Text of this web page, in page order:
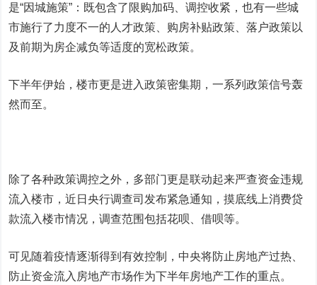
是“因城施策”：既包含了限购加码、调控收紧，也有一些城
市施行了力度不一的人才政策、购房补贴政策、落户政策以
及前期为房企减负等适度的宽松政策。
下半年伊始，楼市更是进入政策密集期，一系列政策信号轰
然而至。
除了各种政策调控之外，多部门更是联动起来严查资金违规
流入楼市，近日央行调查司发布紧急通知，摸底线上消费贷
款流入楼市情况，调查范围包括花呗、借呗等。
可见随着疫情逐渐得到有效控制，中央将防止房地产过热、
防止资金流入房地产市场作为下半年房地产工作的重点。